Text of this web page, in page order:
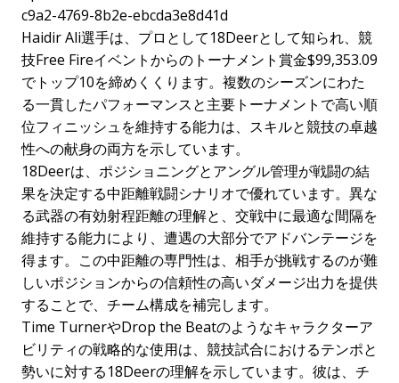
Haidir Ali選手は、プロとして18Deerとして知られ、競
技Free Fireイベントからのトーナメント賞金$99,353.09
でトップ10を締めくくります。複数のシーズンにわた
る一貫したパフォーマンスと主要トーナメントで高い順
位フィニッシュを維持する能力は、スキルと競技の卓越
性への献身の両方を示しています。
18Deerは、ポジショニングとアングル管理が戦闘の結
果を決定する中距離戦闘シナリオで優れています。異な
る武器の有効射程距離の理解と、交戦中に最適な間隔を
維持する能力により、遭遇の大部分でアドバンテージを
得ます。この中距離の専門性は、相手が挑戦するのが難
しいポジションからの信頼性の高いダメージ出力を提供
することで、チーム構成を補完します。
Time TurnerやDrop the Beatのようなキャラクターア
ビリティの戦略的な使用は、競技試合におけるテンポと
勢いに対する18Deerの理解を示しています。彼は、チ